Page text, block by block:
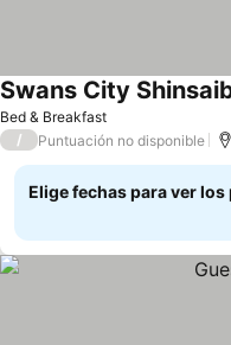
Bed & Breakfast
Swans City
/ Puntuación no disponible
Elige fechas para ver